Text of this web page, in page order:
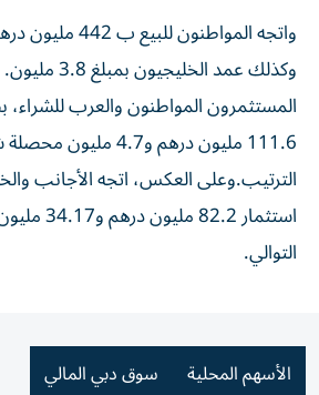
واتجه المواطنون
وكذلك عمد
المستثمرون المواطنون والعرب
111.6 مليون درهم و4.7
الترتيب.وعلى العكس، اتجه الأجانب
استثمار
التوالي.
الأسهم المحلية
سوق دبي المالي